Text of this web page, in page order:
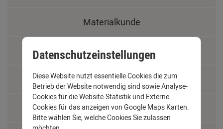
Materialkunde
Fachbegriffe
Jobs
Montage und Installationshilfen
Datenschutzeinstellungen
Diese Website nutzt essentielle Cookies die zum
Betrieb der Website notwendig sind sowie Analyse-
Cookies für die Website-Statistik und Externe
Cookies für das anzeigen von Google Maps Karten.
Bitte wählen Sie, welche Cookies Sie zulassen